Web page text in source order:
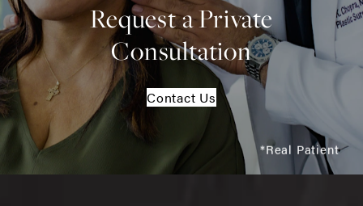
Request a Private
Consultation
Contact Us
*Real Patient